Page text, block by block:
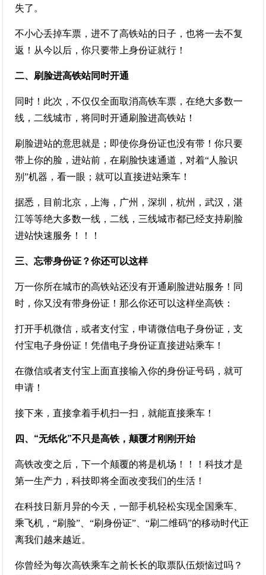
失了。
不小心丢掉车票，进不了高铁站的日子，也将一去不复
返！从今以后，你只要带上身份证就行！
二、刷脸进高铁站同时开通
同时！此次，不仅仅全面取消高铁车票，在绝大多数一
线，二线城市，将同时开通刷脸进高铁站！
刷脸进站的意思就是；即使你身份证也没有带！你只要
带上你的脸，进站前，在刷脸快速通道，对着“人脸识
别”机器，看一眼；就可以直接进站乘车！
据悉，目前北京，上海，广州，深圳，杭州，武汉，湛
江等等绝大多数一线，二线，三线城市都已经支持刷脸
进站快速服务！！！
三、忘带身份证？你还可以这样
万一你所在城市的高铁站还没有开通刷脸进站服务！同
时，你又没有带身份证！那么你还可以这样坐高铁：
打开手机微信，或者支付宝，申请微信电子身份证，支
付宝电子身份证！凭借电子身份证直接进站乘车！
在微信或者支付宝上面直接输入你的身份证号码，就可
申请！
接下来，直接拿着手机扫一扫，就能直接乘车！
四、“无纸化”不只是高铁，颠覆才刚刚开始
高铁改变之后，下一个颠覆的将是机场！！！科技才是
第一生产力，科技即将全面改变我们的生活！
在科技日新月异的今天，一部手机轻松实现全国乘车、
乘飞机，“刷脸”、“刷身份证”、“刷二维码”的移动时代正
离我们越来越近。
你曾经为每次高铁乘车之前长长的取票队伍烦恼过吗？